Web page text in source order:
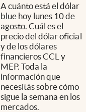
A cuánto está el dólar
blue hoy lunes 10 de
agosto. Cuál es el
precio del dólar oficial
y de los dólares
financieros CCL y
MEP. Toda la
información que
necesitás sobre cómo
sigue la semana en los
mercados.